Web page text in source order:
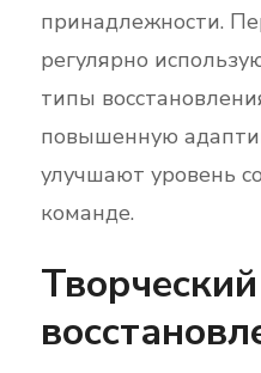
принадлежности.
регулярно
типы
повышенную
улучшают уровень
команде.
Творческий